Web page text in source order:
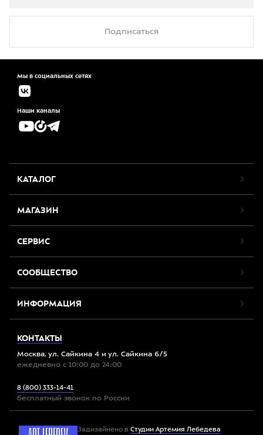
Подписаться
Мы в социальных сетях
Наши каналы
КАТАЛОГ
МАГАЗИН
СЕРВИС
СООБЩЕСТВО
ИНФОРМАЦИЯ
КОНТАКТЫ
Москва, ул. Сайкина 4 и ул. Сайкина 6/5
ежедневно с 10:00 до 24:00
8 (800) 333-14-41
бесплатный звонок по России
Задизайнено в Студии Артемия Лебедева